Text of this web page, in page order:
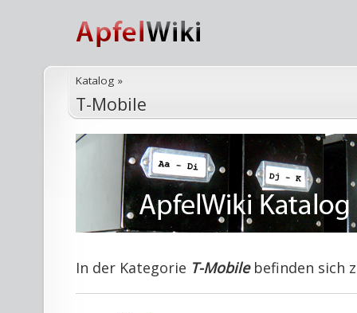
Katalog »
T-Mobile
In der Kategorie T-Mobilebefinden sich